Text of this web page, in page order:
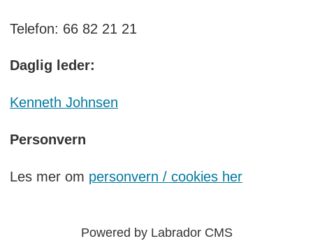
Telefon: 66 82 21 21
Daglig leder:
Kenneth Johnsen
Personvern
Les mer om personvern / cookies her
Powered by Labrador CMS